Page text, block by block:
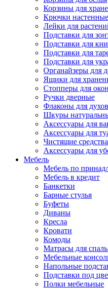
Корзины для
Крючки настенные
Лейки для
Подставки для
Подставки для
Подставки для
Подставки для
Органайзеры для
Ящики для
Стопперы для
Ручки дверные
Флаконы для
Шкуры
Аксессуары для
Аксессуары для
Чистящие средства
Аксессуары для
Мебель
Мебель по
Мебель в кредит
Банкетки
Барные стулья
Буфеты
Диваны
Кресла
Кровати
Комоды
Матрасы для
Мебельные
Напольные
Подставки под
Полки мебельные